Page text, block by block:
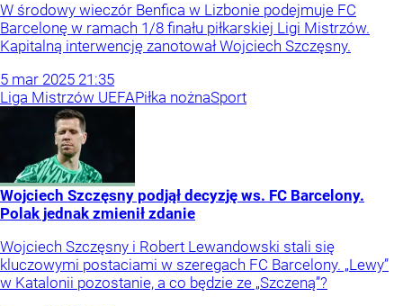
W środowy wieczór Benfica w Lizbonie podejmuje FC
Barcelonę w ramach 1/8 finału piłkarskiej Ligi Mistrzów.
Kapitalną interwencję zanotował Wojciech Szczęsny.
5 mar 2025 21:35
Liga Mistrzów UEFAPiłka nożnaSport
Wojciech Szczęsny podjął decyzję ws. FC Barcelony.
Polak jednak zmienił zdanie
Wojciech Szczęsny i Robert Lewandowski stali się
kluczowymi postaciami w szeregach FC Barcelony. „Lewy”
w Katalonii pozostanie, a co będzie ze „Szczeną”?